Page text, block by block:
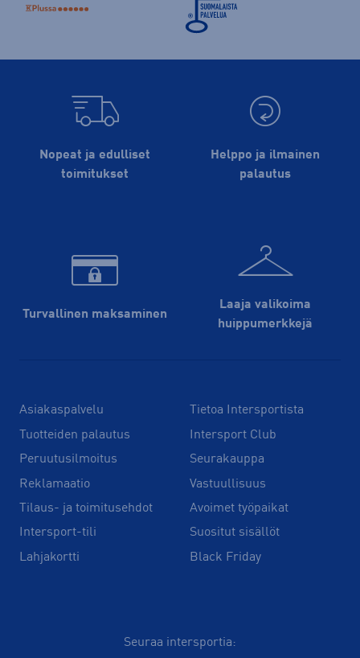
Nopeat ja edulliset
toimitukset
Helppo ja ilmainen
palautus
Turvallinen maksaminen
Laaja valikoima
huippu­merkkejä
Asiakaspalvelu
Tuotteiden palautus
Peruutusilmoitus
Reklamaatio
Tilaus- ja toimitusehdot
Intersport-tili
Lahjakortti
Tietoa Intersportista
Intersport Club
Seurakauppa
Vastuullisuus
Avoimet työpaikat
Suositut sisällöt
Black Friday
Seuraa intersportia: